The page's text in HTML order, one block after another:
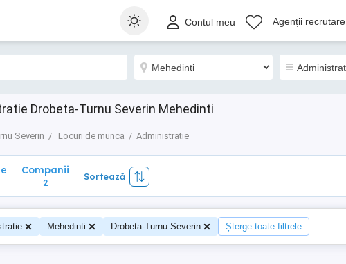
Contul meu Agenții recrutare
Drobeta-Turnu Severin Mehedinti
Severin Locuri de munca Administratie
Companii
2
Sortează
Mehedinti Drobeta-Turnu Severin Șterge toate filtrele